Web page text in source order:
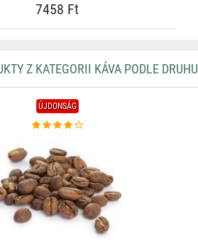
7458 Ft
Z KATEGORII KÁVA PODLE DRUHU
ÚJDONSÁG